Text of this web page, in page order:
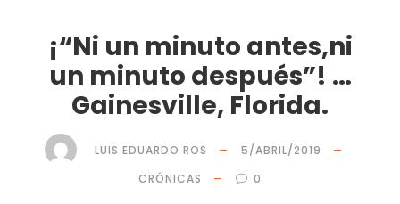
¡“Ni un minuto antes,ni
un minuto después”! …
Gainesville, Florida.
LUIS EDUARDO ROS
5/ABRIL/2019
CRÓNICAS
0